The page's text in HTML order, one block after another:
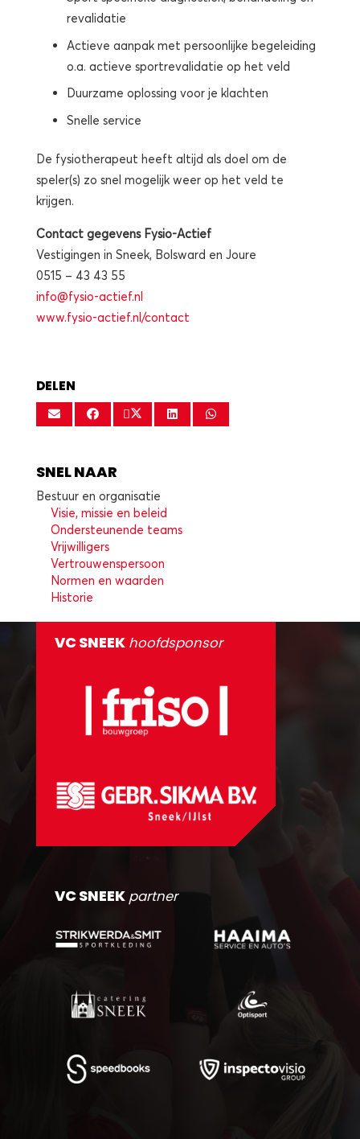
revalidatie
Actieve aanpak met persoonlijke begeleiding
o.a. actieve sportrevalidatie op het veld
Duurzame oplossing voor je klachten
Snelle service
De fysiotherapeut heeft altijd als doel om de
speler(s) zo snel mogelijk weer op het veld te
krijgen.
Contact gegevens Fysio-Actief
Vestigingen in Sneek, Bolsward en Joure
0515 – 43 43 55
info@fysio-actief.nl
www.fysio-actief.nl/contact
DELEN
SNEL NAAR
Bestuur en organisatie
Visie, missie en beleid
Ondersteunende teams
Vrijwilligers
Vertrouwenspersoon
Normen en waarden
Historie
VC SNEEK hoofdsponsor
VC SNEEK partner